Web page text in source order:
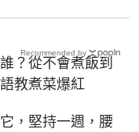
？從不會煮飯到
教煮菜爆紅
，堅持一週，腰
Recommended by